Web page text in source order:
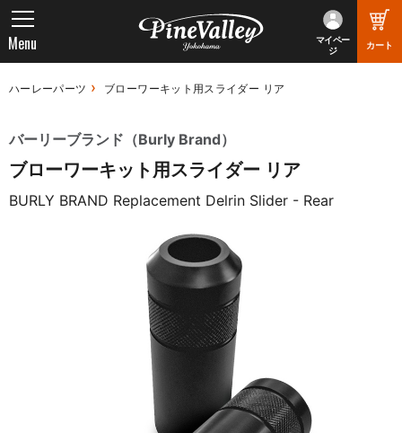
マイペー
ジ
カート
Menu
ハーレーパーツ ブローワーキット用スライダー リア
バーリーブランド（Burly Brand）
ブローワーキット用スライダー リア
BURLY BRAND Replacement Delrin Slider - Rear